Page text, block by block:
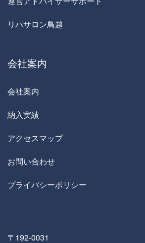
リハサロン鳥越
会社案内
会社案内
納入実績
アクセスマップ
お問い合わせ
プライバシーポリシー
〒192-0031